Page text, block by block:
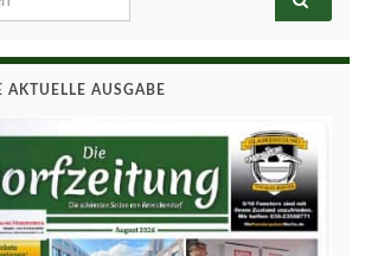
AKTUELLE AUSGABE